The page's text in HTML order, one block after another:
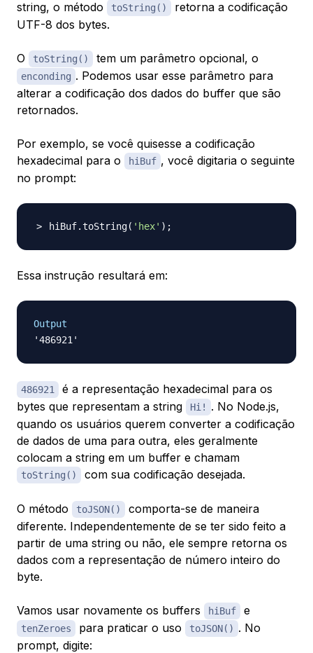
string, o método
toString()
retorna a codificação
UTF-8 dos bytes.
O toString() tem um parâmetro opcional, o
enconding . Podemos usar esse parâmetro para
alterar a codificação dos dados do buffer que são
retornados.
Por exemplo, se você quisesse a codificação
hexadecimal para o
hiBuf , você digitaria o seguinte
no prompt:
hiBuf.toString( 'hex' ) ;
Essa instrução resultará em:
Output
486921
é a representação hexadecimal para os
bytes que representam a string
Hi!
. No Node.js,
quando os usuários querem converter a codificação
de dados de uma para outra, eles geralmente
colocam a string em um buffer e chamam
toString() com sua codificação desejada.
O método toJSON()
comporta-se de maneira
diferente. Independentemente de se ter sido feito a
partir de uma string ou não, ele sempre retorna os
dados com a representação de número inteiro do
byte.
Vamos usar novamente os buffers hiBuf e
tenZeroes para praticar o uso toJSON() . No
prompt, digite: